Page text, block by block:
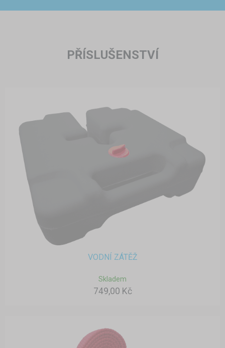
PŘÍSLUŠENSTVÍ
VODNÍ ZÁTĚŽ
Skladem
749,00 Kč